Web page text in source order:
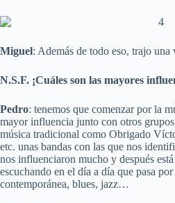
Miguel: Además de todo eso, trajo
N.S.F. ¡Cuáles son las mayores
Pedro: tenemos que comenzar por la
mayor influencia junto con otros
música tradicional como Obrigado
etc. unas bandas con las que nos
nos influenciaron mucho y después
escuchando en el día a día que pasa
contemporánea, blues, jazz…